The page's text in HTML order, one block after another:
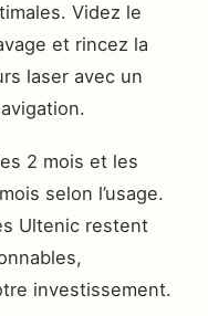
Videz le
et rincez la
laser avec un
2 mois et les
selon l’usage.
Ultenic restent
investissement.